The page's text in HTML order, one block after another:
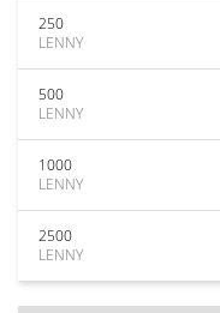
250
LENNY
500
LENNY
1000
LENNY
2500
LENNY